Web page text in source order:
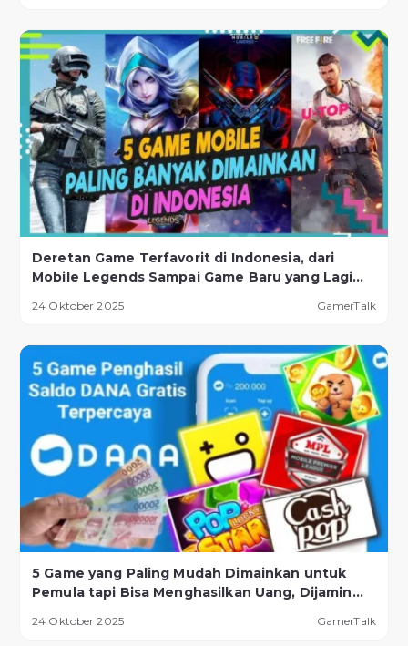
Deretan Game Terfavorit di Indonesia, dari
Mobile Legends Sampai Game Baru yang Lagi
24 Oktober 2025 GamerTalk
5 Game yang Paling Mudah Dimainkan untuk
Pemula tapi Bisa Menghasilkan Uang, Dijamin
24 Oktober 2025 GamerTalk